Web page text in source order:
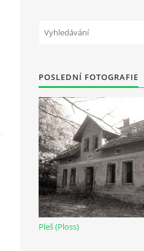
POSLEDNÍ FOTOGRAFIE
Pleš (Ploss)